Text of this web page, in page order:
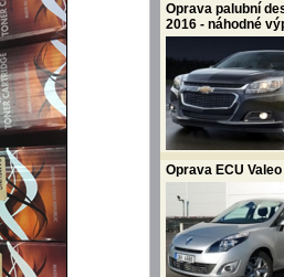
Oprava palubní
2016 - náhodné
Oprava ECU Valeo